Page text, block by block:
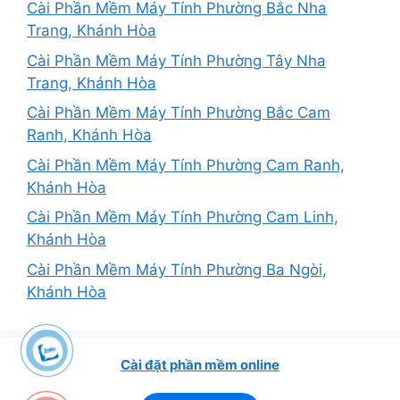
Cài Phần Mềm Máy Tính Phường Bắc Nha
Trang, Khánh Hòa
Cài Phần Mềm Máy Tính Phường Tây Nha
Trang, Khánh Hòa
Cài Phần Mềm Máy Tính Phường Bắc Cam
Ranh, Khánh Hòa
Cài Phần Mềm Máy Tính Phường Cam Ranh,
Khánh Hòa
Cài Phần Mềm Máy Tính Phường Cam Linh,
Khánh Hòa
Cài Phần Mềm Máy Tính Phường Ba Ngòi,
Khánh Hòa
Cài đặt phần mềm online